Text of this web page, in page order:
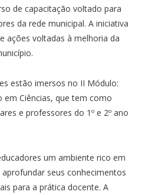
de capacitação voltado para
da rede municipal. A iniciativa
ações voltadas à melhoria da
estão imersos no II Módulo:
Ciências, que tem como
e professores do 1º e 2º ano
um ambiente rico em
seus conhecimentos
para a prática docente. A